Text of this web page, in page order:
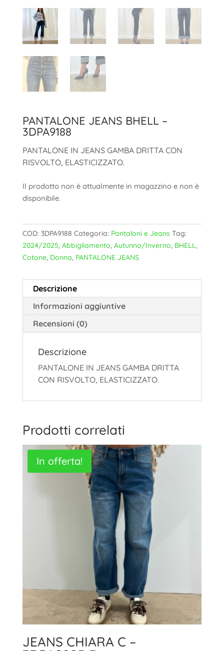
PANTALONE JEANS BHELL –
3DPA9188
PANTALONE IN JEANS GAMBA DRITTA CON
RISVOLTO, ELASTICIZZATO.
Il prodotto non è attualmente in magazzino e non è
disponibile.
COD: 3DPA9188 Categoria: Pantaloni e Jeans Tag:
2024/2025, Abbigliamento, Autunno/Inverno, BHELL,
Cotone, Donna, PANTALONE JEANS
Descrizione
Informazioni aggiuntive
Recensioni (0)
Descrizione
PANTALONE IN JEANS GAMBA DRITTA
CON RISVOLTO, ELASTICIZZATO.
Prodotti correlati
In offerta!
JEANS CHIARA C –